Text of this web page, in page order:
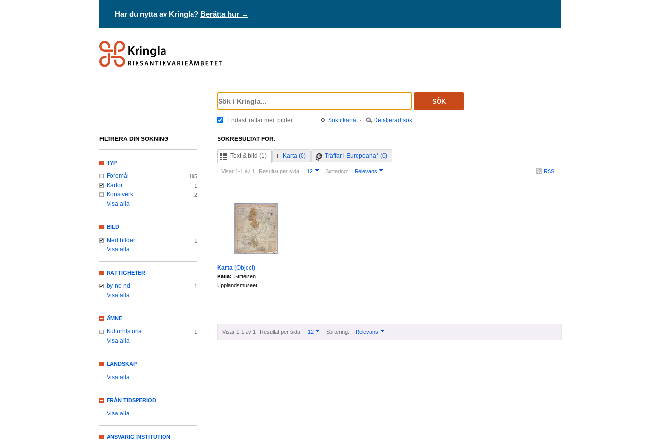
Har du nytta av Kringla? Berätta hur →
SÖK
Endast träffar med bilder Sök i karta · Detaljerad sök
SÖKRESULTAT FÖR:
Text & bild (1) Karta (0) Träffar i Europeana* (0)
Visar 1-1 av 1 Resultat per sida: 12 Sortering: Relevans RSS
Karta (Object)
Källa: Stiftelsen
Upplandsmuseet
Visar 1-1 av 1 Resultat per sida: 12 Sortering: Relevans
FILTRERA DIN SÖKNING
TYP
Föremål 195
Kartor 1
Konstverk 2
Visa alla
BILD
Med bilder 1
Visa alla
RÄTTIGHETER
by-nc-nd 1
Visa alla
ÄMNE
Kulturhistoria 1
Visa alla
LANDSKAP
Visa alla
FRÅN TIDSPERIOD
Visa alla
ANSVARIG INSTITUTION